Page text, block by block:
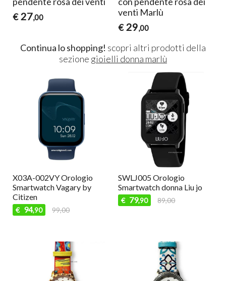
€ 27,00
venti Marlù
€ 29,00
Continua lo shopping! scopri altri prodotti della
sezione gioielli donna marlù
X03A-002VY Orologio
Smartwatch Vagary by
Citizen
€ 94,90 99,00
SWLJ005 Orologio
Smartwatch donna Liu jo
€ 79,90 89,00